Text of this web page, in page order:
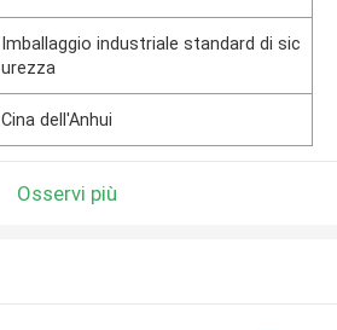
Imballaggio industriale standard di sic
urezza
Cina dell'Anhui
Osservi più